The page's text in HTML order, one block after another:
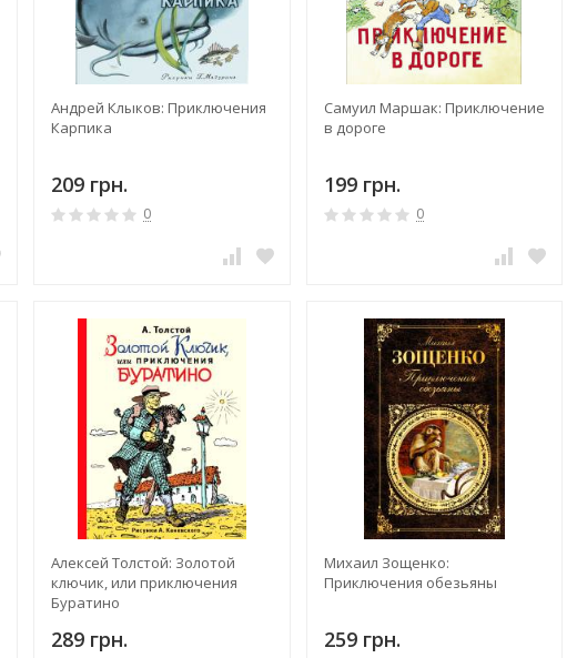
Андрей Клыков: Приключения
Карпика
209 грн.
0
Самуил Маршак: Приключение
в дороге
199 грн.
0
Алексей Толстой: Золотой
ключик, или приключения
Буратино
289 грн.
Михаил Зощенко:
Приключения обезьяны
259 грн.